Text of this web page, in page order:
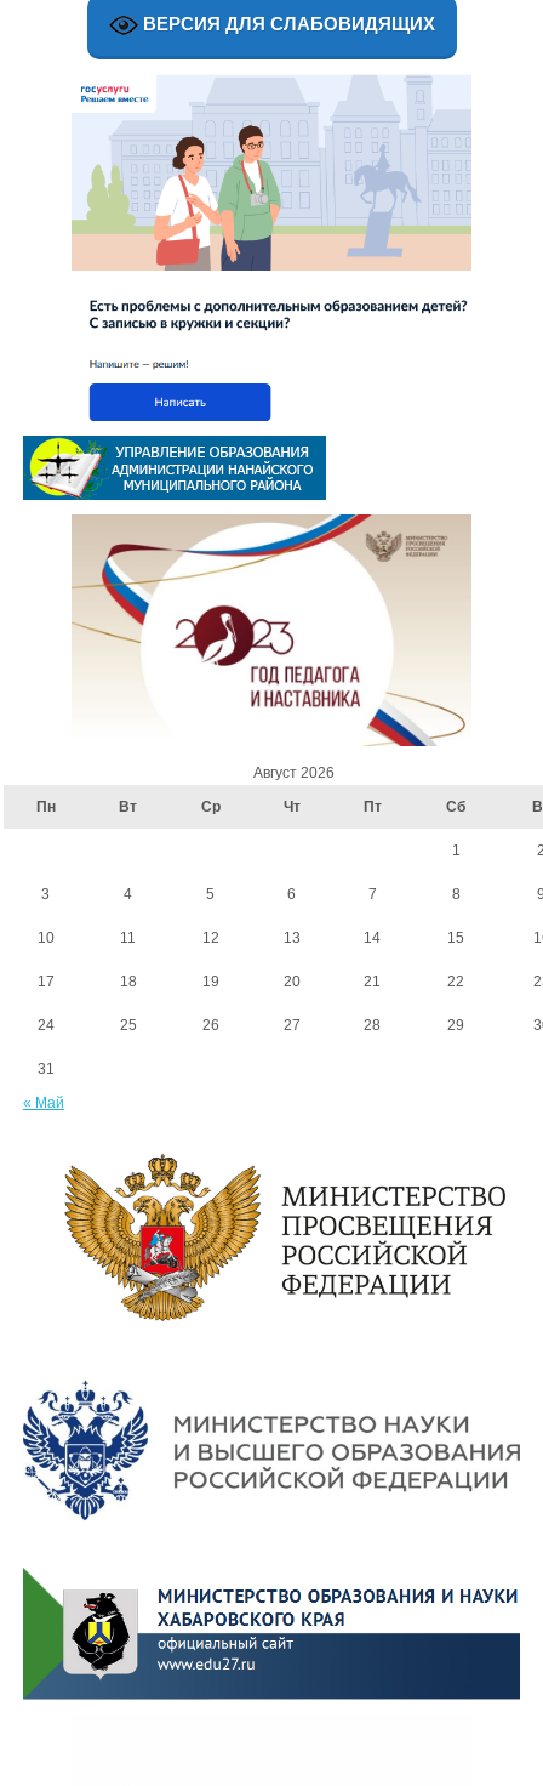
ВЕРСИЯ ДЛЯ СЛАБОВИДЯЩИХ
Август 2026
Пн
Вт Ср Чт Пт Сб
1
3 4 5 6 7 8
10 11 12 13 14 15
17 18 19 20 21 22
24 25 26 27 28 29
31
« Май